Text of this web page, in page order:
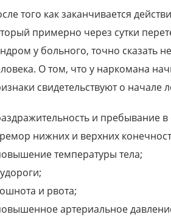
того как заканчивается
примерно через сутки
у больного, точно сказать
О том, что у наркомана
свидетельствуют о начале
и пребывание
нижних и верхних
температуры тела;
и рвота;
артериальное